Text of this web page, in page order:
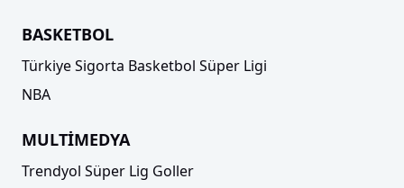
BASKETBOL
Türkiye Sigorta Basketbol Süper Ligi
NBA
MULTİMEDYA
Trendyol Süper Lig Goller